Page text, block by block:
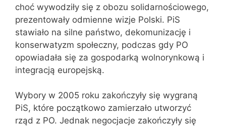
choć wywodziły się z obozu solidarnościowego,
prezentowały odmienne wizje Polski. PiS
stawiało na silne państwo, dekomunizację i
konserwatyzm społeczny, podczas gdy PO
opowiadała się za gospodarką wolnorynkową i
integracją europejską.
Wybory w 2005 roku zakończyły się wygraną
PiS, które początkowo zamierzało utworzyć
rząd z PO. Jednak negocjacje zakończyły się